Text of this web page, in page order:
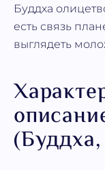
Буддха
есть связь
выглядеть